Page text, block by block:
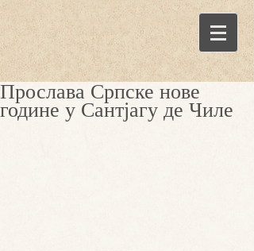
Прослава Српске нове
године у Сантјагу де Чиле